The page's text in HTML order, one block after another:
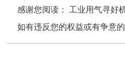
感谢您阅读： 工业用气寻好
如有违反您的权益或有争意